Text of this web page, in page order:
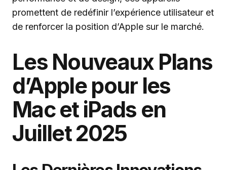
promettent de redéfinir l’expérience utilisateur et
de renforcer la position d’Apple sur le marché.
Les Nouveaux Plans
d’Apple pour les
Mac et iPads en
Juillet 2025